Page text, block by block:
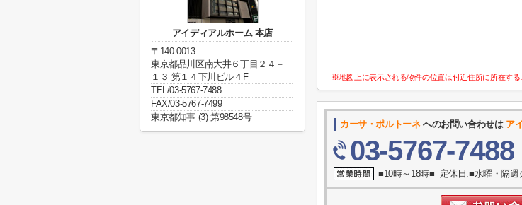
※地図上に表示される物件の位置は付近住所に所在す
カーサ・ポルトーネへのお問い合わせは ア
03-5767-7488
■10時～18時■ 定休日:■水曜・隔
アイディアルホーム 本店
〒140-0013
東京都品川区南大井６丁目２４－
１３ 第１４下川ビル４F
TEL/03-5767-7488
FAX/03-5767-7499
東京都知事 (3) 第98548号